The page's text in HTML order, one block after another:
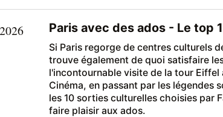
Paris avec des ados - Le top
Si Paris regorge de centres culturels
trouve également de quoi satisfaire
l'incontournable visite de la tour Eiffel
Cinéma, en passant par les légendes
les 10 sorties culturelles choisies par
faire plaisir aux ados.